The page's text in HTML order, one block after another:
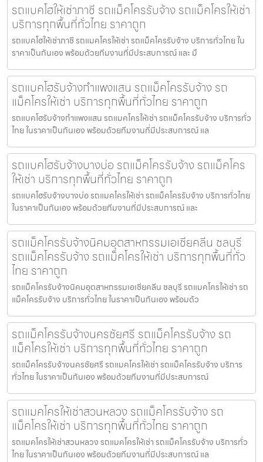
รถแบคโฮให้เช่าภาชี รถแม็คโครรับจ้าง รถแม็คโครให้เช่า
บริการทุกพื้นที่ทั่วไทย ราคาถูก
รถแบคโฮให้เช่าภาชี รถแมคโครให้เช่า รถแม็คโครรับจ้าง บริการทั่วไทย ใน
ราคาเป็นกันเอง พร้อมด้วยทีมงานที่มีประสบการณ์ และ มื
รถแบคโฮรับจ้างกำแพงแสน รถแม็คโครรับจ้าง รถ
แม็คโครให้เช่า บริการทุกพื้นที่ทั่วไทย ราคาถูก
รถแบคโฮรับจ้างกำแพงแสน รถแมคโครให้เช่า รถแม็คโครรับจ้าง บริการทั่ว
ไทย ในราคาเป็นกันเอง พร้อมด้วยทีมงานที่มีประสบการณ์ แล
รถแบคโฮรับจ้างบางบ่อ รถแม็คโครรับจ้าง รถแม็คโคร
ให้เช่า บริการทุกพื้นที่ทั่วไทย ราคาถูก
รถแบคโฮรับจ้างบางบ่อ รถแมคโครให้เช่า รถแม็คโครรับจ้าง บริการทั่วไทย
ในราคาเป็นกันเอง พร้อมด้วยทีมงานที่มีประสบการณ์ และ
รถแม็คโครรับจ้างนิคมอุตสาหกรรมเอเชียคลีน ชลบุรี
รถแม็คโครรับจ้าง รถแม็คโครให้เช่า บริการทุกพื้นที่ทั่ว
ไทย ราคาถูก
รถแม็คโครรับจ้างนิคมอุตสาหกรรมเอเชียคลีน ชลบุรี รถแมคโครให้เช่า รถ
แม็คโครรับจ้าง บริการทั่วไทย ในราคาเป็นกันเอง พร้อมด้ว
รถแม็คโครรับจ้างนครชัยศรี รถแม็คโครรับจ้าง รถ
แม็คโครให้เช่า บริการทุกพื้นที่ทั่วไทย ราคาถูก
รถแม็คโครรับจ้างนครชัยศรี รถแมคโครให้เช่า รถแม็คโครรับจ้าง บริการ
ทั่วไทย ในราคาเป็นกันเอง พร้อมด้วยทีมงานที่มีประสบการณ์
รถแมคโครให้เช่าสวนหลวง รถแม็คโครรับจ้าง รถ
แม็คโครให้เช่า บริการทุกพื้นที่ทั่วไทย ราคาถูก
รถแมคโครให้เช่าสวนหลวง รถแมคโครให้เช่า รถแม็คโครรับจ้าง บริการทั่ว
ไทย ในราคาเป็นกันเอง พร้อมด้วยทีมงานที่มีประสบการณ์ แล